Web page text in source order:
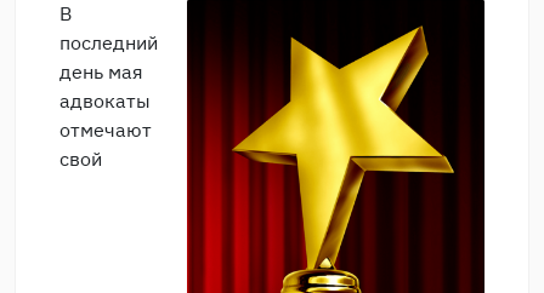
В
последний
день мая
адвокаты
отмечают
свой